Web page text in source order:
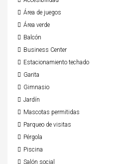
Área de juegos
Área verde
Balcón
Business Center
Estacionamiento techado
Garita
Gimnasio
Jardín
Mascotas permitidas
Parqueo de visitas
Pérgola
Piscina
Salón social